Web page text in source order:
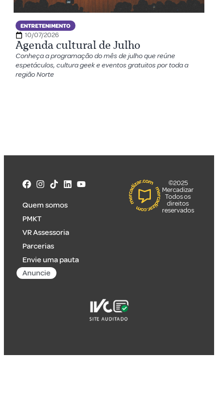
ENTRETENIMENTO
10/07/2026
Agenda cultural de Julho
Conheça a programação do mês de julho que reúne
espetáculos, cultura geek e eventos gratuitos por toda a
região Norte
Quem somos
PMKT
VR Assessoria
Parcerias
Envie uma pauta
Anuncie
©2025
Mercadizar
Todos os
direitos
reservados